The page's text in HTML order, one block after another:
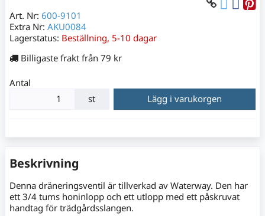
Art. Nr: 600-9101
Extra Nr: AKU0084
Lagerstatus: Beställning, 5-10 dagar
Billigaste frakt från 79 kr
Antal
st
Lägg i varukorgen
Beskrivning
Denna dräneringsventil är tillverkad av Waterway. Den har
ett 3/4 tums honinlopp och ett utlopp med ett påskruvat
handtag för trädgårdsslangen.